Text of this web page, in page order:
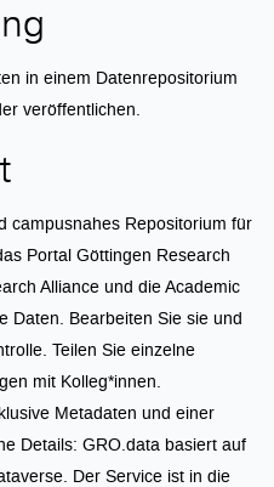
in einem Datenrepositorium
veröffentlichen.
campusnahes Repositorium für
Portal Göttingen Research
Alliance und die Academic
Bearbeiten Sie sie und
Teilen Sie einzelne
mit Kolleg*innen.
Metadaten und einer
Details: GRO.data basiert auf
Der Service ist in die